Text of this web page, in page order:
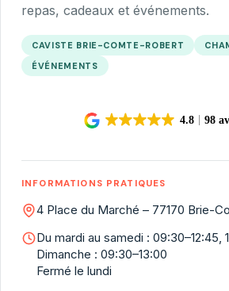
repas, cadeaux et événements.
CAVISTE BRIE-COMTE-ROBERT
ÉVÉNEMENTS
INFORMATIONS PRATIQUES
4 Place du Marché – 77170 Brie-
Du mardi au samedi : 09:30–12:45,
Dimanche : 09:30–13:00
Fermé le lundi